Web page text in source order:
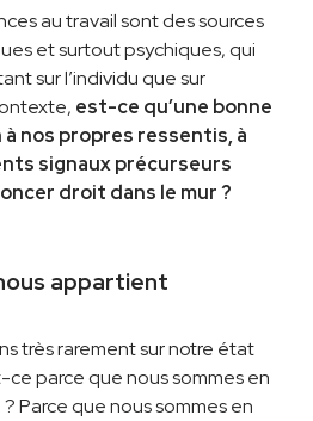
au travail sont des sources
et surtout psychiques, qui
sur l’individu que sur
est-ce qu’une bonne
nos propres ressentis, à
signaux précurseurs
droit dans le mur ?
appartient
très rarement sur notre état
ce parce que nous sommes en
Parce que nous sommes en